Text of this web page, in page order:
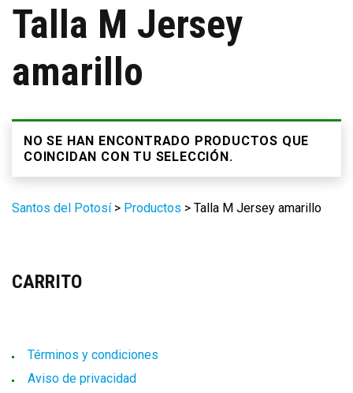
Talla M Jersey
amarillo
NO SE HAN ENCONTRADO PRODUCTOS QUE
COINCIDAN CON TU SELECCIÓN.
Santos del Potosí> Productos > Talla M Jersey amarillo
CARRITO
Términos y condiciones
Aviso de privacidad